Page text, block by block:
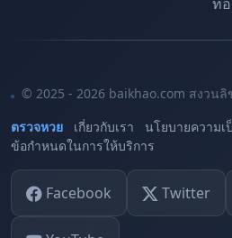
© 2025 - 2026 baikhao.com สงวน
ตรวจหวย
เกี่ยวกับเรา นโยบายความ
ข้อกำหนดในการให้บริการ
Facebook Twitter